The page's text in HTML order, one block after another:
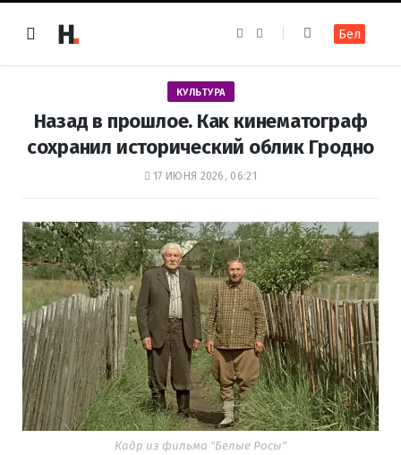
e
k
t
a
m
Бел
КУЛЬТУРА
Назад в прошлое. Как кинематограф
сохранил исторический облик Гродно
17 ИЮНЯ 2026, 06:21
Кадр из фильма "Белые Росы"